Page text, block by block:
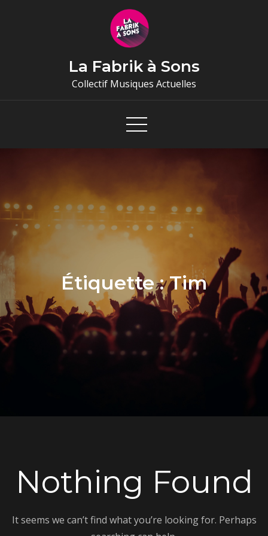
La Fabrik à Sons
Collectif Musiques Actuelles
Étiquette :Tim
Nothing Found
It seems we can’t find what you’re looking for. Perhaps